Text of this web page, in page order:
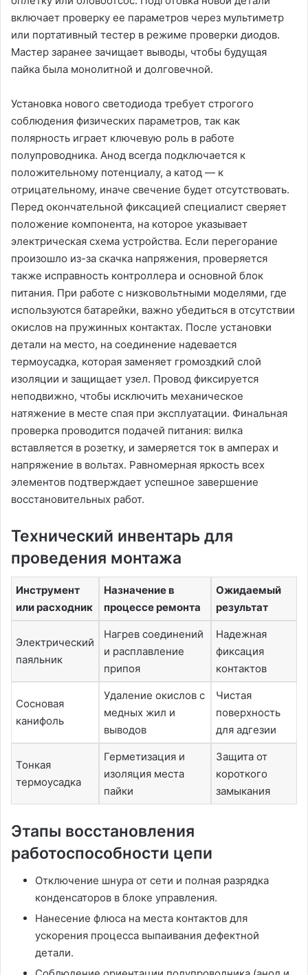
включает проверку ее параметров через мультиметр
или портативный тестер в режиме проверки диодов.
Мастер заранее зачищает выводы, чтобы будущая
пайка была монолитной и долговечной.
Установка нового светодиода требует строгого
соблюдения физических параметров, так как
полярность играет ключевую роль в работе
полупроводника. Анод всегда подключается к
положительному потенциалу, а катод — к
отрицательному, иначе свечение будет отсутствовать.
Перед окончательной фиксацией специалист сверяет
положение компонента, на которое указывает
электрическая схема устройства. Если перегорание
произошло из-за скачка напряжения, проверяется
также исправность контроллера и основной блок
питания. При работе с низковольтными моделями, где
используются батарейки, важно убедиться в отсутствии
окислов на пружинных контактах. После установки
детали на место, на соединение надевается
термоусадка, которая заменяет громоздкий слой
изоляции и защищает узел. Провод фиксируется
неподвижно, чтобы исключить механическое
натяжение в месте спая при эксплуатации. Финальная
проверка проводится подачей питания: вилка
вставляется в розетку, и замеряется ток в амперах и
напряжение в вольтах. Равномерная яркость всех
элементов подтверждает успешное завершение
восстановительных работ.
Технический инвентарь для
проведения монтажа
Инструмент
или расходник
Назначение в
процессе ремонта
Ожидаемый
результат
Электрический
паяльник
Нагрев соединений
и расплавление
припоя
Надежная
фиксация
контактов
Сосновая
канифоль
Удаление окислов с
медных жил и
выводов
Чистая
поверхность
для адгезии
Тонкая
термоусадка
Герметизация и
изоляция места
пайки
Защита от
короткого
замыкания
Этапы восстановления
работоспособности цепи
Отключение шнура от сети и полная разрядка
конденсаторов в блоке управления.
Нанесение флюса на места контактов для
ускорения процесса выпаивания дефектной
детали.